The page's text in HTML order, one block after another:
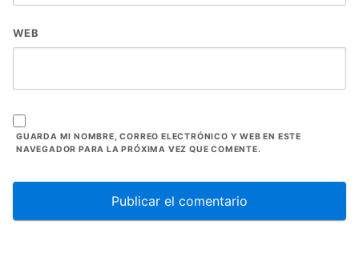
WEB
GUARDA MI NOMBRE, CORREO ELECTRÓNICO Y WEB EN ESTE
NAVEGADOR PARA LA PRÓXIMA VEZ QUE COMENTE.